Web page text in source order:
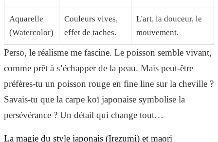
Aquarelle
(Watercolor)
Couleurs vives,
effet de taches.
L'art, la douceur, le
mouvement.
Perso, le réalisme me fascine. Le poisson semble vivant,
comme prêt à s’échapper de la peau. Mais peut-être
préfères-tu un poisson rouge en fine line sur la cheville ?
Savais-tu que la carpe koï japonaise symbolise la
persévérance ? Un détail qui change tout…
La magie du style japonais (Irezumi) et maori